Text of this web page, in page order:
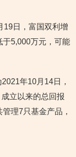
19日，富国双利增
于5,000万元，可能
年10月14日，
立以来的总回报
理7只基金产品，